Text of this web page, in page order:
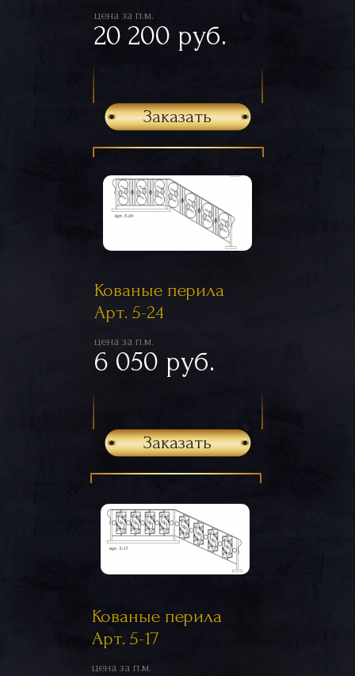
цена за п.м.
20 200 руб.
Заказать
Кованые перила
Арт. 5-24
цена за п.м.
6 050 руб.
Заказать
Кованые перила
Арт. 5-17
цена за п.м.